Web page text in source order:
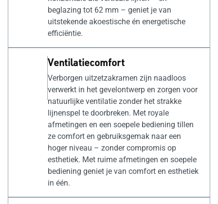
beglazing tot 62 mm – geniet je van
uitstekende akoestische én energetische
efficiëntie.
Ventilatiecomfort
Verborgen uitzetzakramen zijn naadloos
verwerkt in het gevelontwerp en zorgen voor
natuurlijke ventilatie zonder het strakke
lijnenspel te doorbreken. Met royale
afmetingen en een soepele bediening tillen
ze comfort en gebruiksgemak naar een
hoger niveau – zonder compromis op
esthetiek. Met ruime afmetingen en soepele
bediening geniet je van comfort en esthetiek
in één.